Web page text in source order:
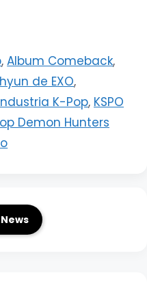
,Album Comeback,
de EXO,
K-Pop, KSPO
Demon Hunters